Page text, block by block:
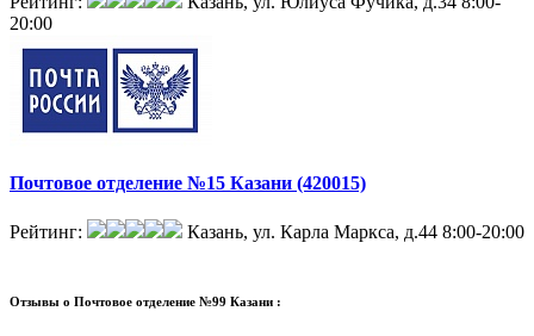
20:00
Почтовое отделение №15 Казани (420015)
Рейтинг: Казань, ул. Карла Маркса, д.44 8:00-20:00
Отзывы о Почтовое отделение №99 Казани :